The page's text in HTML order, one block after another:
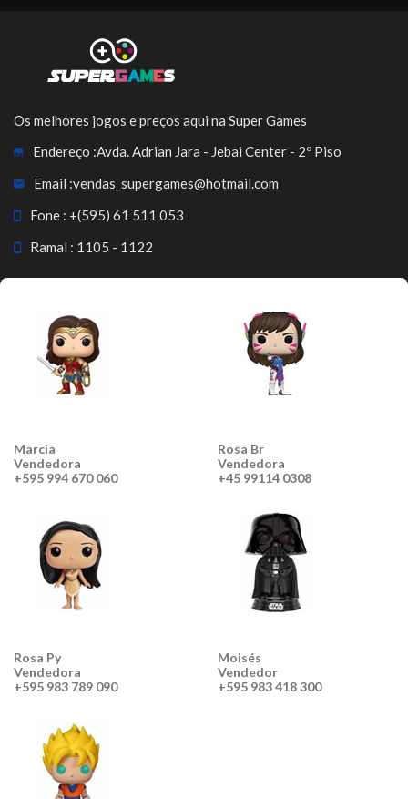
Os melhores jogos e preços aqui na Super Games
Endereço :Avda. Adrian Jara - Jebai Center - 2º Piso
Email :vendas_supergames@hotmail.com
Fone : +(595) 61 511 053
Ramal : 1105 - 1122
Marcia
Vendedora
+595 994 670 060
Rosa Br
Vendedora
+45 99114 0308
Rosa Py
Vendedora
+595 983 789 090
Moisés
Vendedor
+595 983 418 300